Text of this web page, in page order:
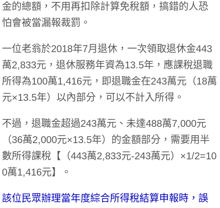
金的總額，不用再扣除計算免稅額，搞錯的人恐
怕會被當漏報裁罰。
一位老翁於2018年7月退休，一次領取退休金443
萬2,833元，退休服務年資為13.5年，應課稅退職
所得為100萬1,416元，即退職金在243萬元（18萬
元×13.5年）以內部分，可以不計入所得。
不過，退職金超過243萬元、未達488萬7,000元
（36萬2,000元×13.5年）的金額部分，需要用半
數所得課稅【（443萬2,833元-243萬元）×1/2=10
0萬1,416元】。
該位民眾辦理當年度綜合所得稅結算申報時，誤